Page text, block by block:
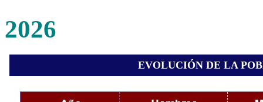
2026
EVOLUCIÓN DE LA